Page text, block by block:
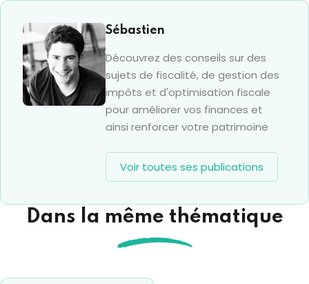
Sébastien
Découvrez des conseils sur des
sujets de fiscalité, de gestion des
impôts et d'optimisation fiscale
pour améliorer vos finances et
ainsi renforcer votre patrimoine
Voir toutes ses publications
Dans la même thématique